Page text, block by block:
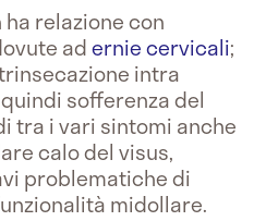
ha relazione con
adernie cervicali;
intra
sofferenza del
tra i vari sintomi anche
calo del visus,
problematiche di
midollare.